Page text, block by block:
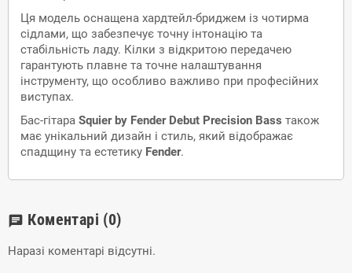
Ця модель оснащена хардтейл-бриджем із чотирма
сідлами, що забезпечує точну інтонацію та
стабільність ладу. Кілки з відкритою передачею
гарантують плавне та точне налаштування
інструменту, що особливо важливо при професійних
виступах.
Бас-гітара Squier by Fender Debut Precision Bass також
має унікальний дизайн і стиль, який відображає
спадщину та естетику Fender.
chat Коментарі (0)
Наразі коментарі відсутні.